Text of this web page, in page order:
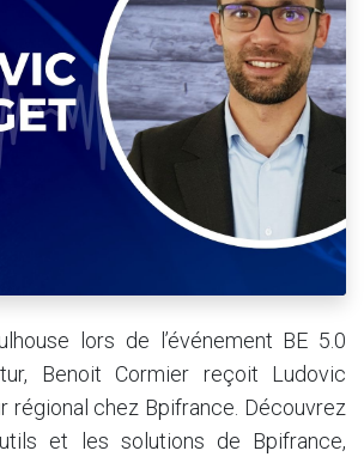
lors de l’événement BE 5.0
Benoit Cormier reçoit Ludovic
régional chez Bpifrance. Découvrez
et les solutions de Bpifrance,